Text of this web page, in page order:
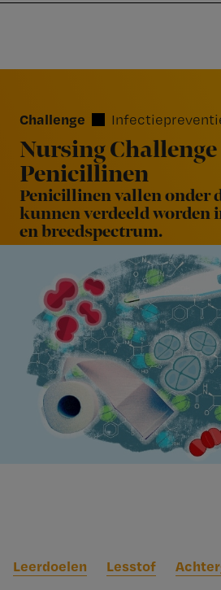
navigation
content
Nursing
Challenge
Nursing Challenge |
Penicillinen
Penicillinen vallen onder
kunnen verdeeld worden
en breedspectrum.
Leerdoelen Lesstof